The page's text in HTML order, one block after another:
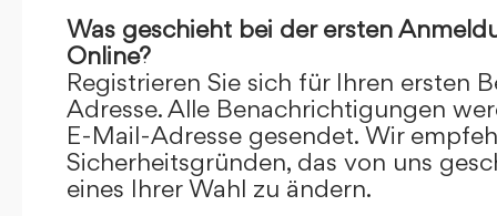
Was geschieht bei der ersten
Online?
Registrieren Sie sich für Ihren ersten
Adresse. Alle Benachrichtigungen
E-Mail-Adresse gesendet. Wir
Sicherheitsgründen, das von uns
eines Ihrer Wahl zu ändern.